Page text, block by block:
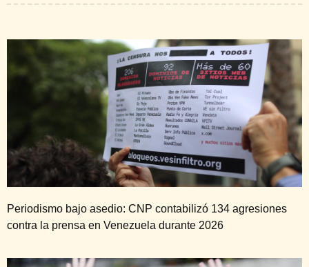
Periodismo bajo asedio: CNP contabilizó 134 agresiones
contra la prensa en Venezuela durante 2026